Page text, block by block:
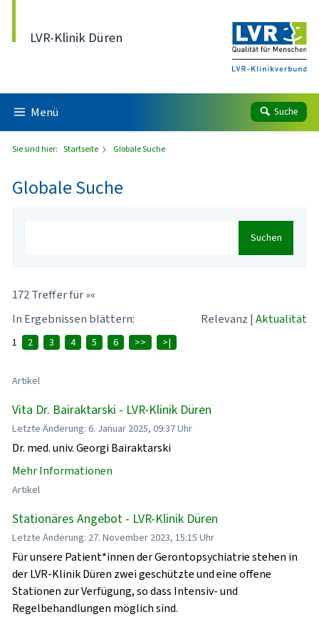
LVR-Klinik Düren
Menü Suche
Sie sind hier: Startseite Globale Suche
Globale Suche
Suchen
172 Treffer für »«
In Ergebnissen blättern:
Relevanz | Aktualität
1 2 3 4 5 6 >> >|
Artikel
Vita Dr. Bairaktarski - LVR-Klinik Düren
Letzte Änderung: 6. Januar 2025, 09:37 Uhr
Dr. med. univ. Georgi Bairaktarski
Mehr Informationen
Artikel
Stationäres Angebot - LVR-Klinik Düren
Letzte Änderung: 27. November 2023, 15:15 Uhr
Für unsere Patient*innen der Gerontopsychiatrie stehen in
der LVR-Klinik Düren zwei geschützte und eine offene
Stationen zur Verfügung, so dass Intensiv- und
Regelbehandlungen möglich sind.